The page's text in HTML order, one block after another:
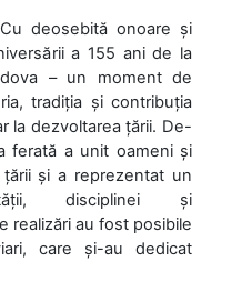
deosebită onoare și
a 155 ani de la
– un moment de
tradiția și contribuția
la dezvoltarea țării. De-
ferată a unit oameni și
și a reprezentat un
disciplinei și
realizări au fost posibile
care și-au dedicat